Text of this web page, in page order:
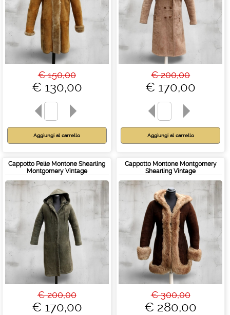
€ 150,00
€ 130,00
€ 200,00
€ 170,00
Cappotto Pelle Montone Shearling
Montgomery Vintage
€ 200,00
€ 170,00
Cappotto Montone Montgomery
Shearling Vintage
€ 300,00
€ 280,00